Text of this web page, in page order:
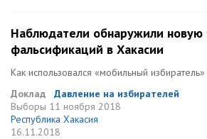
Наблюдатели обнаружили новую
фальсификаций в Хакасии
Как использовался «мобильный
Доклад
Давление на избирателей
Выборы 11 ноября 2018
Республика Хакасия
16.11.2018